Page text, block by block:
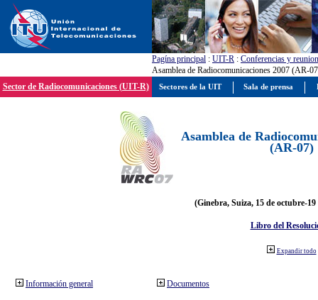
Pagína principal : UIT-R : Conferencias y
Asamblea de Radiocomunicaciones 2007 (AR-
Sector de Radiocomunicaciones (UIT-R)
Asamblea de
(AR-07)
(Ginebra, Suiza, 15 de octubre-19
Libro del
Expandir todo
Información general Documentos
Sectores de la UIT Sala de prensa